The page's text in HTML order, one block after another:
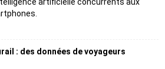
: des données de voyageurs